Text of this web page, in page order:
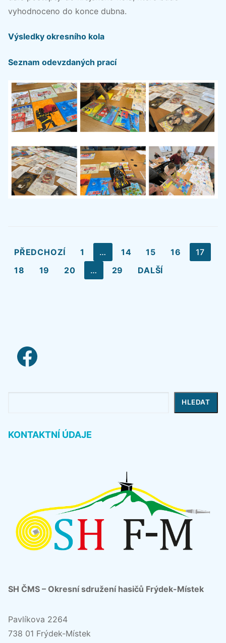
vyhodnoceno do konce dubna.
Výsledky okresního kola
Seznam odevzdaných prací
Stránkování
příspěvků
PŘEDCHOZÍ 1 … 14 15 16
17
18
19 20 … 29 DALŠÍ
facebook link
HLEDAT
KONTAKTNÍ ÚDAJE
SH ČMS – Okresní sdružení hasičů Frýdek-Místek
Pavlíkova 2264
738 01 Frýdek-Místek